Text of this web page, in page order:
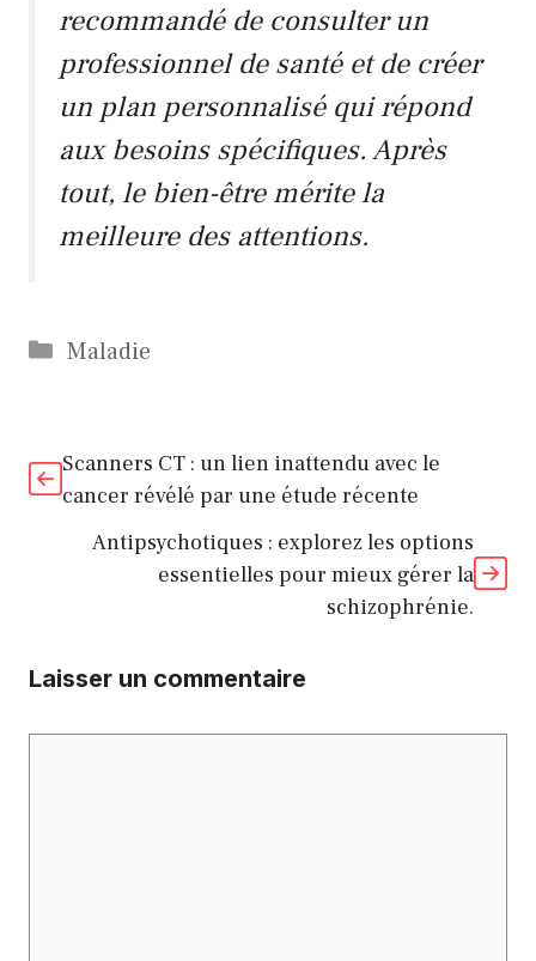
recommandé de consulter un
professionnel de santé et de créer
un plan personnalisé qui répond
aux besoins spécifiques. Après
tout, le bien-être mérite la
meilleure des attentions.
Catégories
Maladie
Scanners CT : un lien inattendu avec le
cancer révélé par une étude récente
Antipsychotiques : explorez les options
essentielles pour mieux gérer la
schizophrénie.
Laisser un commentaire